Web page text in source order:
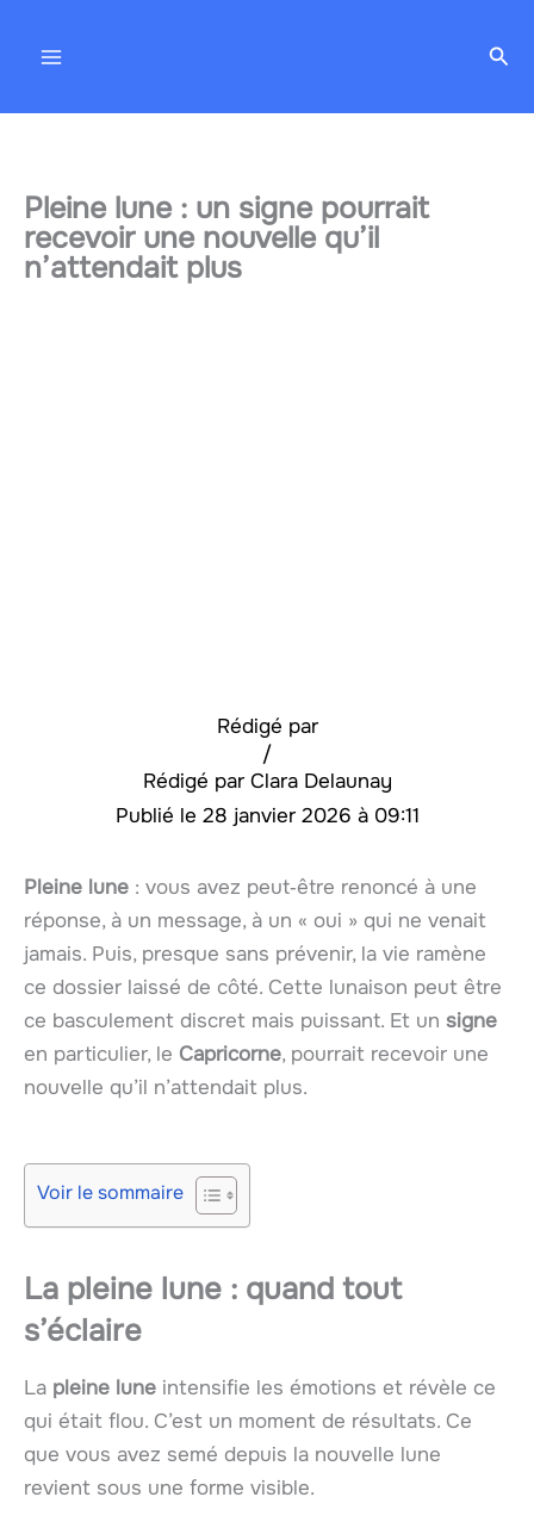
Pleine lune : un signe pourrait
recevoir une nouvelle qu’il
n’attendait plus
Rédigé par
Clara Delaunay
/
28 janvier 2026 à 09:11
Pleine lune : vous avez peut‑être renoncé à une
réponse, à un message, à un « oui » qui ne venait
jamais. Puis, presque sans prévenir, la vie ramène
ce dossier laissé de côté. Cette lunaison peut être
ce basculement discret mais puissant. Et un signe
en particulier, le Capricorne, pourrait recevoir une
nouvelle qu’il n’attendait plus.
Voir le sommaire
La pleine lune : quand tout
s’éclaire
La pleine lune intensifie les émotions et révèle ce
qui était flou. C’est un moment de résultats. Ce
que vous avez semé depuis la nouvelle lune
revient sous une forme visible.